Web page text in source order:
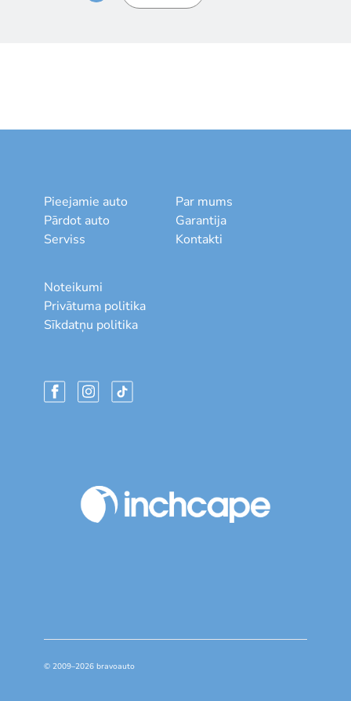
Pieejamie auto
Pārdot auto
Serviss
Par mums
Garantija
Kontakti
Noteikumi
Privātuma politika
Sīkdatņu politika
© 2009–2026 bravoauto